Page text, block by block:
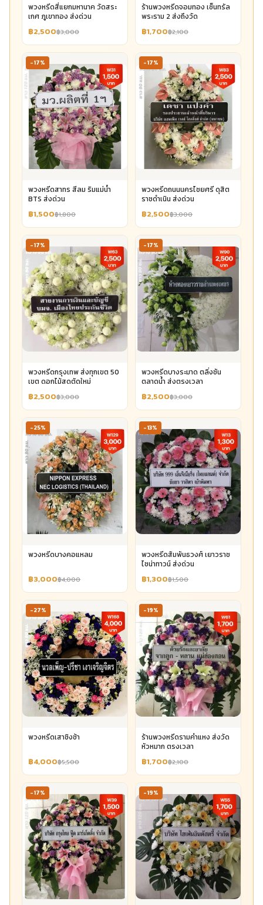
พวงหรีดสี่แยกมหานาค วัดสระ
เกศ ภูเขาทอง ส่งด่วน
฿2,500฿3,000
ร้านพวงหรีดจอมทอง เซ็นทรัล
พระราม 2 ส่งถึงวัด
฿1,700฿2,100
-17%
พวงหรีดสาทร สีลม ริมแม่น้ำ
BTS ส่งด่วน
฿1,500฿1,800
-17%
พวงหรีดถนนนครไชยศรี ดุสิต
ราชดำเนิน ส่งด่วน
฿2,500฿3,000
-17%
พวงหรีดกรุงเทพ ส่งทุกเขต 50
เขต ดอกไม้สดตัดใหม่
฿2,500฿3,000
-17%
พวงหรีดบางระมาด ตลิ่งชัน
ตลาดน้ำ ส่งตรงเวลา
฿2,500฿3,000
-25%
พวงหรีดบางคอแหลม
฿3,000฿4,000
-13%
พวงหรีดสัมพันธวงศ์ เยาวราช
ไชน่าทาวน์ ส่งด่วน
฿1,300฿1,500
-27%
พวงหรีดเสาชิงช้า
฿4,000฿5,500
-19%
ร้านพวงหรีดรามคำแหง ส่งวัด
หัวหมาก ตรงเวลา
฿1,700฿2,100
-17% -19%